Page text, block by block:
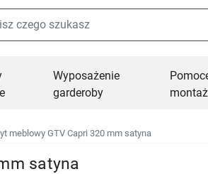
Wyposażenie
garderoby
meblowy GTV Capri 320 mm satyna
satyna